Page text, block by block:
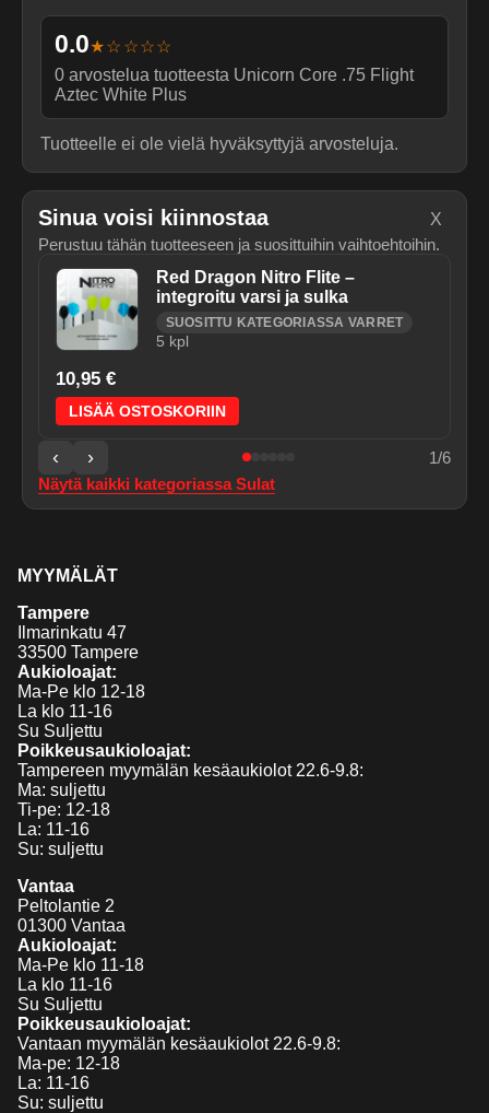
0.0★☆☆☆☆
0 arvostelua tuotteesta Unicorn Core .75 Flight
Aztec White Plus
Tuotteelle ei ole vielä hyväksyttyjä arvosteluja.
Sinua voisi kiinnostaa
Perustuu tähän tuotteeseen ja suosittuihin vaihtoehtoihin.
X
Red Dragon Nitro Flite –
integroitu varsi ja sulka
SUOSITTU KATEGORIASSA VARRET
5 kpl
10,95 €
LISÄÄ OSTOSKORIIN
‹ › 1/6
Näytä kaikki kategoriassaSulat
MYYMÄLÄT
Tampere
Ilmarinkatu 47
33500 Tampere
Aukioloajat:
Ma-Pe klo 12-18
La klo 11-16
Su Suljettu
Poikkeusaukioloajat:
Tampereen myymälän kesäaukiolot 22.6-9.8:
Ma: suljettu
Ti-pe: 12-18
La: 11-16
Su: suljettu
Vantaa
Peltolantie 2
01300 Vantaa
Aukioloajat:
Ma-Pe klo 11-18
La klo 11-16
Su Suljettu
Poikkeusaukioloajat:
Vantaan myymälän kesäaukiolot 22.6-9.8:
Ma-pe: 12-18
La: 11-16
Su: suljettu